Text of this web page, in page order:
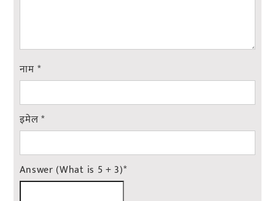
नाम *
इमेल*
Answer (What is 5 + 3)*